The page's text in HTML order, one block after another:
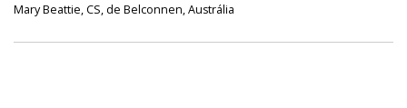
Mary Beattie, CS, de Belconnen, Austrália